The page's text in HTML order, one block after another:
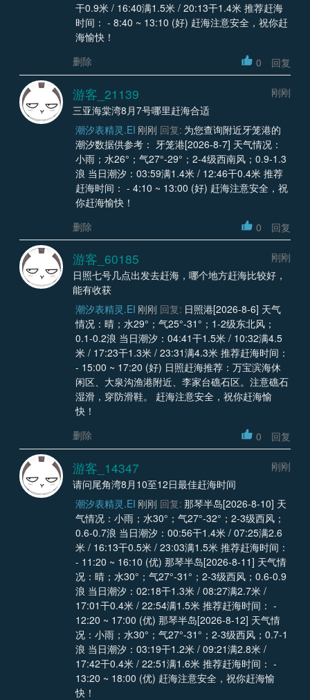
干0.9米 / 16:40满1.5米 / 20:13干1.4米 推荐赶海
时间： - 8:40 ~ 13:10 (好) 赶海注意安全，祝你赶
海愉快！
删除
0 回复
游客_21139
刚刚
三亚海棠湾8月7号哪里赶海合适
潮汐表精灵.EI 刚刚 回复: 为您查询附近牙笼港的
潮汐数据供参考： 牙笼港[2026-8-7] 天气情况：
小雨；水26°；气27°-29°；2-4级西南风；0.9-1.3
浪 当日潮汐：03:59满1.4米 / 12:46干0.4米 推荐
赶海时间： - 4:10 ~ 13:00 (好) 赶海注意安全，祝
你赶海愉快！
删除
0 回复
游客_60185
刚刚
日照七号几点出发去赶海，哪个地方赶海比较好，
能有收获
潮汐表精灵.EI 刚刚 回复: 日照港[2026-8-6] 天气
情况：晴；水29°；气25°-31°；1-2级东北风；
0.1-0.2浪 当日潮汐：04:41干1.5米 / 10:32满4.5
米 / 17:23干1.3米 / 23:31满4.3米 推荐赶海时间：
- 15:00 ~ 17:20 (好) 日照赶海推荐：万宝滨海休
闲区、大泉沟渔港附近、李家台礁石区。注意礁石
湿滑，穿防滑鞋。 赶海注意安全，祝你赶海愉
快！
删除
0 回复
游客_14347
刚刚
请问尾角湾8月10至12日最佳赶海时间
潮汐表精灵.EI 刚刚 回复: 那琴半岛[2026-8-10] 天
气情况：小雨；水30°；气27°-32°；2-3级西风；
0.6-0.7浪 当日潮汐：00:56干1.4米 / 07:25满2.6
米 / 16:13干0.5米 / 23:03满1.5米 推荐赶海时间：
- 11:20 ~ 16:10 (优) 那琴半岛[2026-8-11] 天气情
况：晴；水30°；气27°-31°；2-3级西风；0.6-0.9
浪 当日潮汐：02:18干1.3米 / 08:27满2.7米 /
17:01干0.4米 / 22:54满1.5米 推荐赶海时间： -
12:20 ~ 17:00 (优) 那琴半岛[2026-8-12] 天气情
况：小雨；水30°；气27°-31°；2-3级西风；0.7-1
浪 当日潮汐：03:19干1.2米 / 09:21满2.8米 /
17:42干0.4米 / 22:51满1.6米 推荐赶海时间： -
13:20 ~ 18:00 (优) 赶海注意安全，祝你赶海愉
快！